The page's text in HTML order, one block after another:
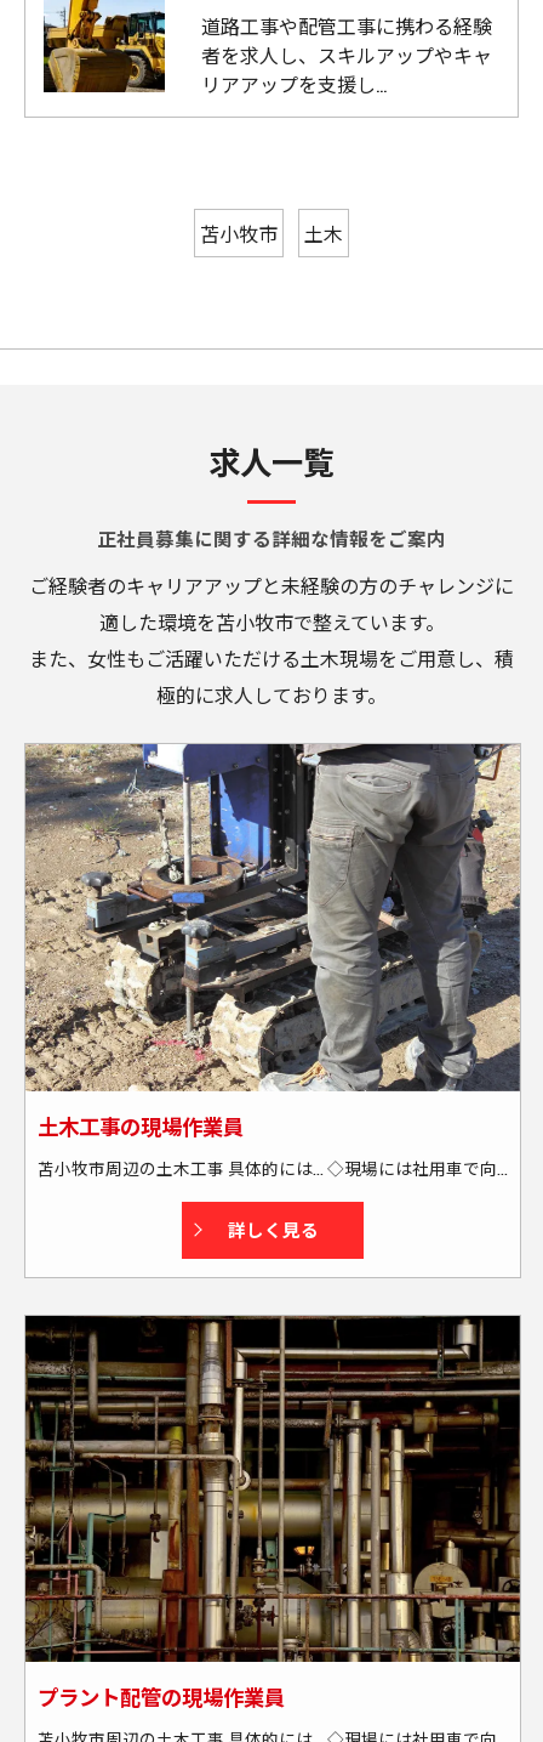
道路工事や配管工事に携わる経験
者を求人し、スキルアップやキャ
リアアップを支援し…
苫小牧市 土木
求人一覧
正社員募集に関する詳細な情報をご案内
ご経験者のキャリアアップと未経験の方のチャレンジに
適した環境を苫小牧市で整えています。
また、女性もご活躍いただける土木現場をご用意し、積
極的に求人しております。
土木工事の現場作業員
詳しく見る
プラント配管の現場作業員